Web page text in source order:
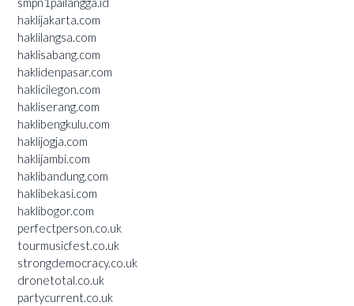
haklijakarta.com
haklilangsa.com
haklisabang.com
haklidenpasar.com
haklicilegon.com
hakliserang.com
haklibengkulu.com
haklijogja.com
haklijambi.com
haklibandung.com
haklibekasi.com
haklibogor.com
perfectperson.co.uk
tourmusicfest.co.uk
strongdemocracy.co.uk
dronetotal.co.uk
partycurrent.co.uk